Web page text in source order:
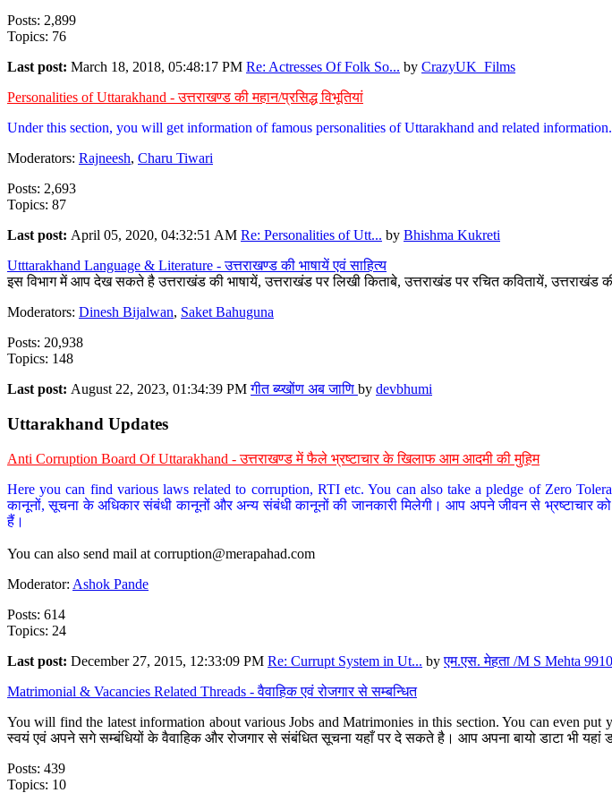
Posts: 2,899
Topics: 76
Last post: March 18, 2018, 05:48:17 PM Re: Actresses Of Folk So... by CrazyUK_Films
Personalities of Uttarakhand - उत्तराखण्ड की महान/प्रसिद्ध विभूतियां
Under this section, you will get information of famous personalities of Uttarakhand and related information.
Moderators: Rajneesh, Charu Tiwari
Posts: 2,693
Topics: 87
Last post: April 05, 2020, 04:32:51 AM Re: Personalities of Utt... by Bhishma Kukreti
Utttarakhand Language & Literature - उत्तराखण्ड की भाषायें एवं साहित्य
इस विभाग में आप देख सकते है उत्तराखंड की भाषायें, उत्तराखंड पर लिखी किताबे, उत्तराखंड पर रचित कवितायें, उत्तराखंड
Moderators: Dinesh Bijalwan, Saket Bahuguna
Posts: 20,938
Topics: 148
Last post: August 22, 2023, 01:34:39 PMगीत ब्य्खोंण अब जाणि by devbhumi
Uttarakhand Updates
Anti Corruption Board Of Uttarakhand - उत्तराखण्ड में फैले भ्रष्टाचार के खिलाफ आम आदमी की मुहिम
Here you can find various laws related to corruption, RTI etc. You can also take a pledge of Zero
कानूनों, सूचना के अधिकार संबंधी कानूनों और अन्य संबंधी कानूनों की जानकारी मिलेगी। आप अपने जीवन से भ्रष्टाचार
हैं।
You can also send mail at corruption@merapahad.com
Moderator: Ashok Pande
Posts: 614
Topics: 24
Last post: December 27, 2015, 12:33:09 PM Re: Currupt System in Ut... byएम.एस. मेहता /M S Mehta
Matrimonial & Vacancies Related Threads - वैवाहिक एवं रोजगार से सम्बन्धित
You will find the latest information about various Jobs and Matrimonies in this section. You can even
स्वयं एवं अपने सगे सम्बंधियों के वैवाहिक और रोजगार से संबंधित सूचना यहाँ पर दे सकते है। आप अपना बायो डाटा भी
Posts: 439
Topics: 10